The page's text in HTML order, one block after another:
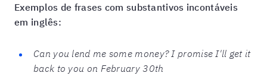
Exemplos de frases com substantivos incontáveis
em inglês:
Can you lend me some money? I promise I'll get it
back to you on February 30th